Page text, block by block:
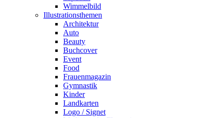
Wimmelbild
Illustrationsthemen
Architektur
Auto
Beauty
Buchcover
Event
Food
Frauenmagazin
Gymnastik
Kinder
Landkarten
Logo / Signet